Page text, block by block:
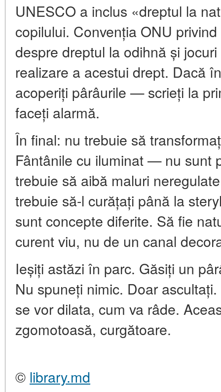
UNESCO a inclus «dreptul la
copilului. Convenția ONU
despre dreptul la odihnă și
realizare a acestui drept. Dacă
acoperiți pârâurile — scrieți la
faceți alarmă.
În final: nu trebuie să
Fântânile cu iluminat — nu sunt
trebuie să aibă maluri
trebuie să-l curățați până la
sunt concepte diferite. Să fie
curent viu, nu de un canal
Ieșiți astăzi în parc. Găsiți un
Nu spuneți nimic. Doar
se vor dilata, cum va râde.
zgomotoasă, curgătoare.
© library.md